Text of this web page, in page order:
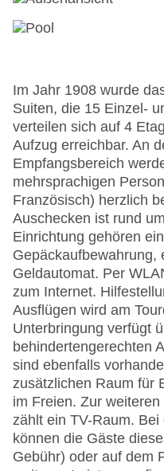
Im Jahr 1908 wurde
Suiten, die 15 Einzel-
verteilen sich auf 4
Aufzug erreichbar. An
Empfangsbereich
mehrsprachigen
Französisch) herzlich
Auschecken ist rund
Einrichtung gehören
Gepäckaufbewahrung,
Geldautomat. Per
zum Internet.
Ausflügen wird am
Unterbringung verfügt
behindertengerechten
sind ebenfalls
zusätzlichen Raum für
im Freien. Zur
zählt ein TV-Raum.
können die Gäste
Gebühr) oder auf dem